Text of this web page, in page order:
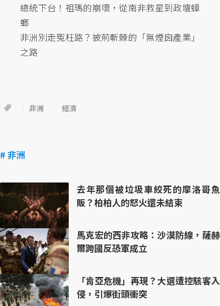
總統下台！祖瑪的崩壞，從南非救星到政壇蟑
螂
非洲別走冤枉路？披荊斬棘的「無煙囪產業」
之路
非洲 經濟
# 非洲
去年那個被垃圾車絞死的摩洛哥魚
販？柏柏人的怒火還未結束
馬克宏的西非攻略：沙漠防線，薩赫
爾跨國反恐軍成立
「肯亞危機」再現？大選遭控駭客入
侵，引爆街頭衝突